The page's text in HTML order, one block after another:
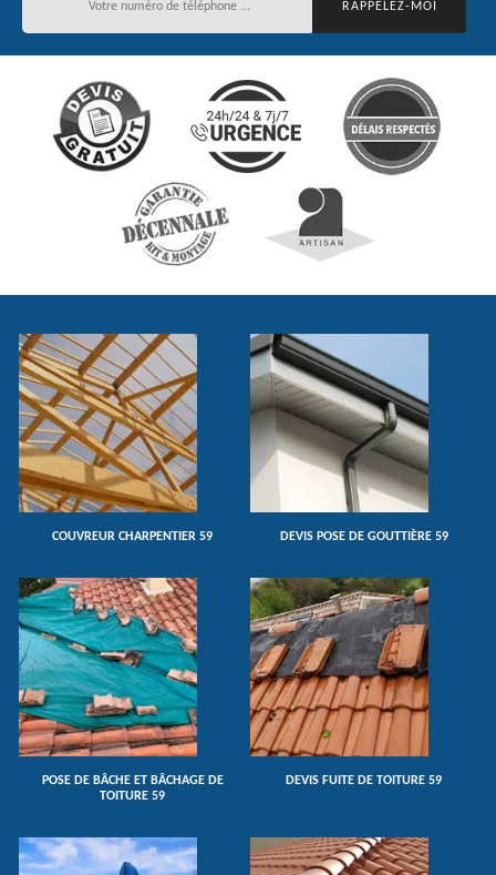
COUVREUR CHARPENTIER 59 DEVIS POSE DE GOUTTIÈRE 59
POSE DE BÂCHE ET BÂCHAGE DE
TOITURE 59
DEVIS FUITE DE TOITURE 59